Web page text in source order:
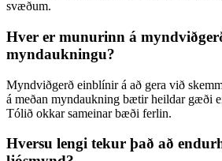
svæðum.
Hver er munurinn á
myndaukningu?
Myndviðgerð einblínir á að gera við
á meðan myndaukning bætir heildar gæði
Tólið okkar sameinar bæði ferlin.
Hversu lengi tekur það að